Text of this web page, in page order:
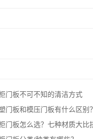
门板不可不知的清洁方式
门板和模压门板有什么区别？
门板怎么选？七种材质大比